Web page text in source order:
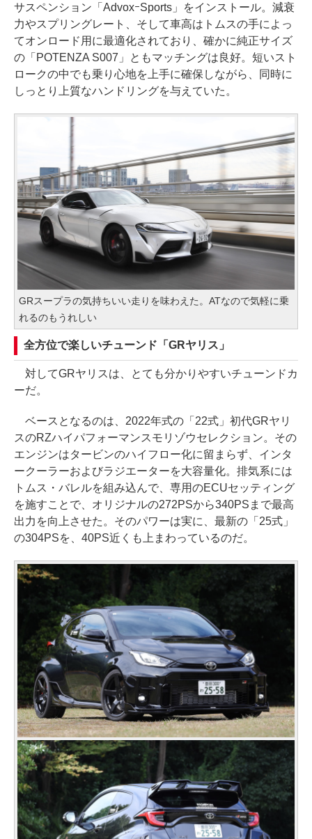
サスペンション「AdvoxｰSports」をインストール。減衰
力やスプリングレート、そして車高はトムスの手によっ
てオンロード用に最適化されており、確かに純正サイズ
の「POTENZA S007」ともマッチングは良好。短いスト
ロークの中でも乗り心地を上手に確保しながら、同時に
しっとり上質なハンドリングを与えていた。
GRスープラの気持ちいい走りを味わえた。ATなので気軽に乗
れるのもうれしい
全方位で楽しいチューンド「GRヤリス」
対してGRヤリスは、とても分かりやすいチューンドカ
ーだ。
ベースとなるのは、2022年式の「22式」初代GRヤリ
スのRZハイパフォーマンスモリゾウセレクション。その
エンジンはタービンのハイフロー化に留まらず、インタ
ークーラーおよびラジエーターを大容量化。排気系には
トムス・バレルを組み込んで、専用のECUセッティング
を施すことで、オリジナルの272PSから340PSまで最高
出力を向上させた。そのパワーは実に、最新の「25式」
の304PSを、40PS近くも上まわっているのだ。